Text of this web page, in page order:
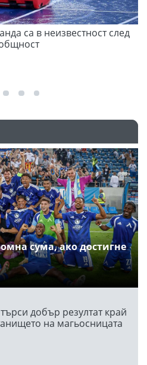
са в неизвестност след
сума, ако достигне
добър резултат край
на магьосницата